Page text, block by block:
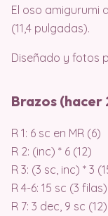
El oso amigurumi
(11,4 pulgadas).
Diseñado y fotos
Brazos (hacer
R 1: 6 sc en MR (6)
R 2: (inc) * 6 (12)
R 3: (3 sc, inc) * 3
R 4-6: 15 sc (3 filas)
R 7: 3 dec, 9 sc (12)